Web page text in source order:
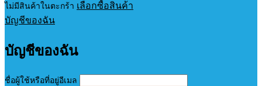
ไม่มีสินค้าในตะกร้า เลือกซื้อสินค้า
บัญชีของฉัน
บัญชีของฉัน
ชื่อผู้ใช้หรือที่อยู่อีเมล